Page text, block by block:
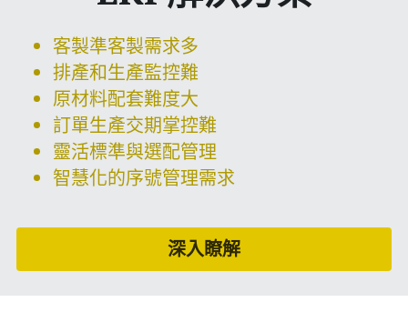
客製準客製需求多
排產和生產監控難
原材料配套難度大
訂單生產交期掌控難
靈活標準與選配管理
智慧化的序號管理需求
深入瞭解